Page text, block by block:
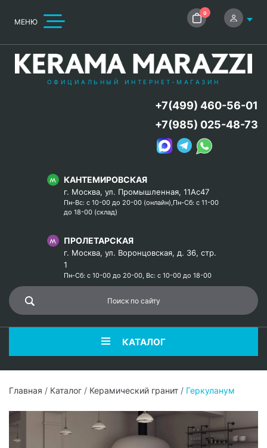
МЕНЮ
0
ОФИЦИАЛЬНЫЙ ИНТЕРНЕТ-МАГАЗИН
КАНТЕМИРОВСКАЯ
г. Москва, ул. Промышленная, 11Ас47
Пн-Вс: с 10-00 до 20-00 (онлайн),Пн-Сб: с 11-00
до 18-00 (склад)
ПРОЛЕТАРСКАЯ
г. Москва, ул. Воронцовская, д. 36, стр.
1
Пн-Сб: с 10-00 до 20-00, Вс: с 10-00 до 18-00
+7(499) 460-56-01
+7(985) 025-48-73
КАТАЛОГ
Главная / Каталог / Керамический гранит / Геркуланум